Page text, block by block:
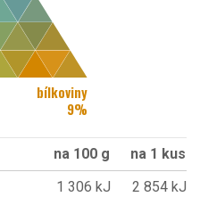
bílkoviny
9%
na 100 g
na 1 kus
1 306 kJ
2 854 kJ